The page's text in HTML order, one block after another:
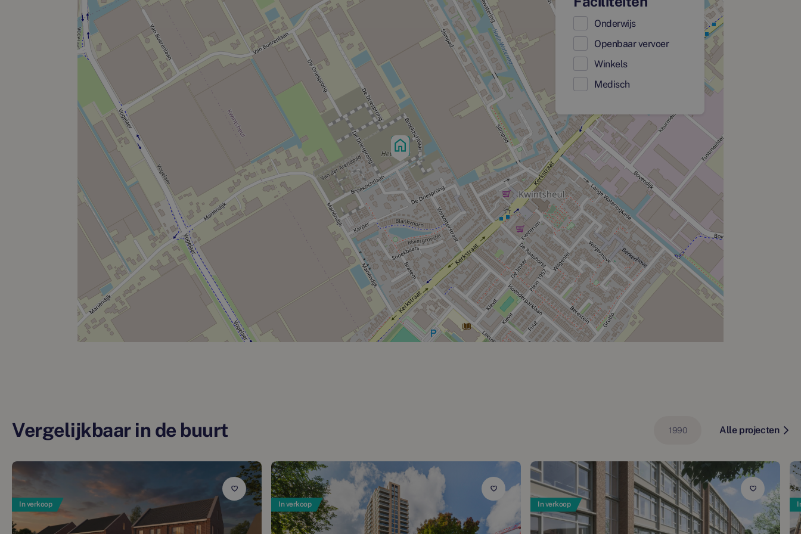
informatie enig recht worden ontleend.
Onderwijs
Openbaar vervoer
Winkels
Medisch
Vergelijkbaar in de buurt 1990 Alle projecten
In verkoop In verkoop In verkoop